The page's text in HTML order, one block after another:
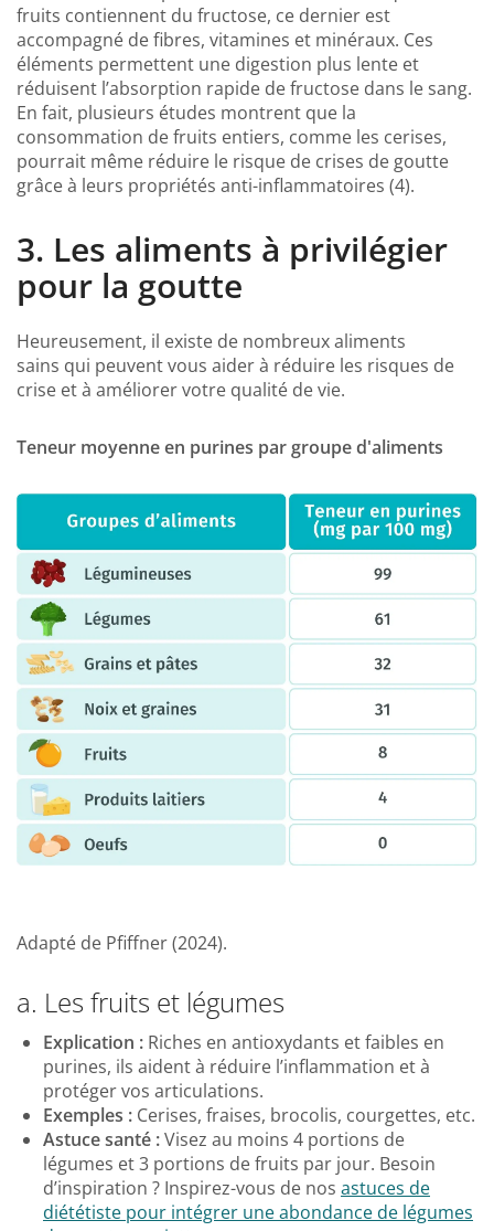
fruits contiennent du fructose, ce dernier est
accompagné de fibres, vitamines et minéraux. Ces
éléments permettent une digestion plus lente et
réduisent l’absorption rapide de fructose dans le sang.
En fait, plusieurs études montrent que la
consommation de fruits entiers, comme les cerises,
pourrait même réduire le risque de crises de goutte
grâce à leurs propriétés anti-inflammatoires (4).
3. Les aliments à privilégier
pour la goutte
Heureusement, il existe de nombreux aliments
sains qui peuvent vous aider à réduire les risques de
crise et à améliorer votre qualité de vie.
Teneur moyenne en purines par groupe d'aliments
Adapté de Pfiffner (2024).
a. Les fruits et légumes
Explication : Riches en antioxydants et faibles en
purines, ils aident à réduire l’inflammation et à
protéger vos articulations.
Exemples : Cerises, fraises, brocolis, courgettes, etc.
Astuce santé :Visez au moins 4 portions de
légumes et 3 portions de fruits par jour. Besoin
d’inspiration ? Inspirez-vous de nos astuces de
diététiste pour intégrer une abondance de légumes